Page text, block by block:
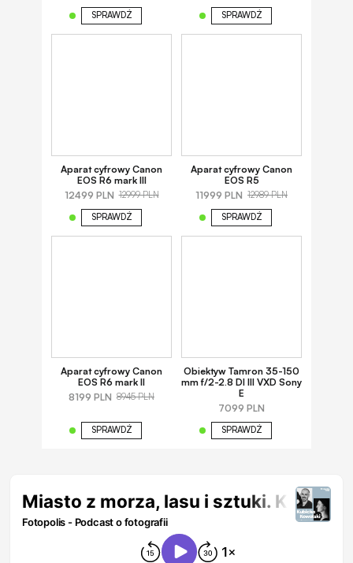
SPRAWDŹ SPRAWDŹ
Aparat cyfrowy Canon
EOS R6 mark III
12499 PLN 12999 PLN
SPRAWDŹ
Aparat cyfrowy Canon
EOS R5
11999 PLN 12989 PLN
SPRAWDŹ
Aparat cyfrowy Canon
EOS R6 mark II
8199 PLN 8945 PLN
SPRAWDŹ
Obiektyw Tamron 35-150
mm f/2-2.8 DI III VXD Sony
E
7099 PLN
SPRAWDŹ